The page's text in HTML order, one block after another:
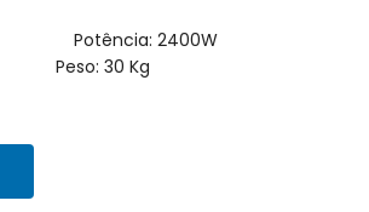
Potência: 2400W
Peso: 30 Kg